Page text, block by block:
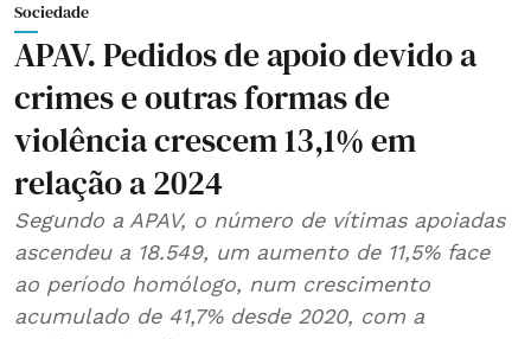
Sociedade
APAV. Pedidos de apoio devido a
crimes e outras formas de
violência crescem 13,1% em
relação a 2024
Segundo a APAV, o número de vítimas apoiadas
ascendeu a 18.549, um aumento de 11,5% face
ao período homólogo, num crescimento
acumulado de 41,7% desde 2020, com a